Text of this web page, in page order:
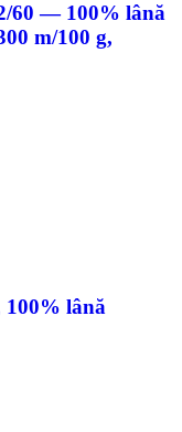
60 — 100% lână
m/100 g,
100% lână